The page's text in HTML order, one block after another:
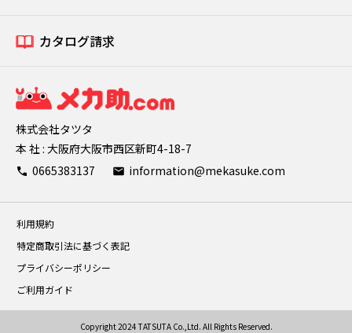
株式会社タツタ
本 社 : 大阪府大阪市西区新町4-18-7
0665383137
information@mekasuke.com
カタログ請求
利用規約
特定商取引法に基づく表記
プライバシーポリシー
ご利用ガイド
Copyright 2024 TATSUTA Co.,Ltd. All Rights Reserved.